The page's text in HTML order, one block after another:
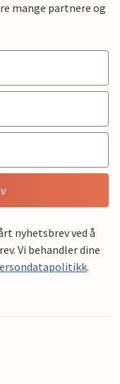
mange partnere og
nyhetsbrev ved å
Vi behandler dine
.